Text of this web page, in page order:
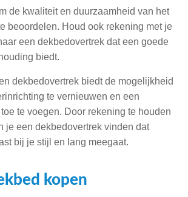
de kwaliteit en duurzaamheid van het
beoordelen. Houd ook rekening met je
een dekbedovertrek dat een goede
biedt.
dekbedovertrek biedt de mogelijkheid
te vernieuwen en een
te voegen. Door rekening te houden
je een dekbedovertrek vinden dat
bij je stijl en lang meegaat.
kopen